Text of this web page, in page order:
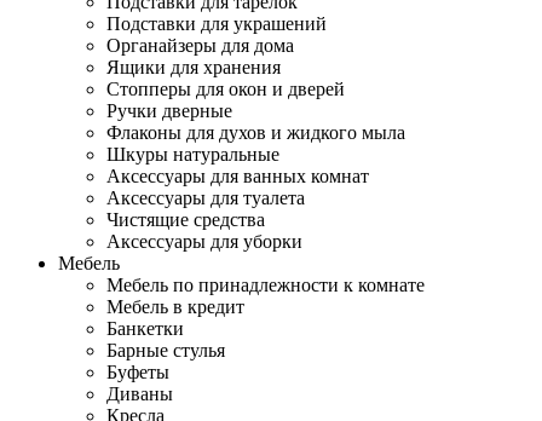
Подставки для украшений
Органайзеры для дома
Ящики для хранения
Стопперы для окон и дверей
Ручки дверные
Флаконы для духов и жидкого мыла
Шкуры натуральные
Аксессуары для ванных комнат
Аксессуары для туалета
Чистящие средства
Аксессуары для уборки
Мебель
Мебель по принадлежности к комнате
Мебель в кредит
Банкетки
Барные стулья
Буфеты
Диваны
Кресла